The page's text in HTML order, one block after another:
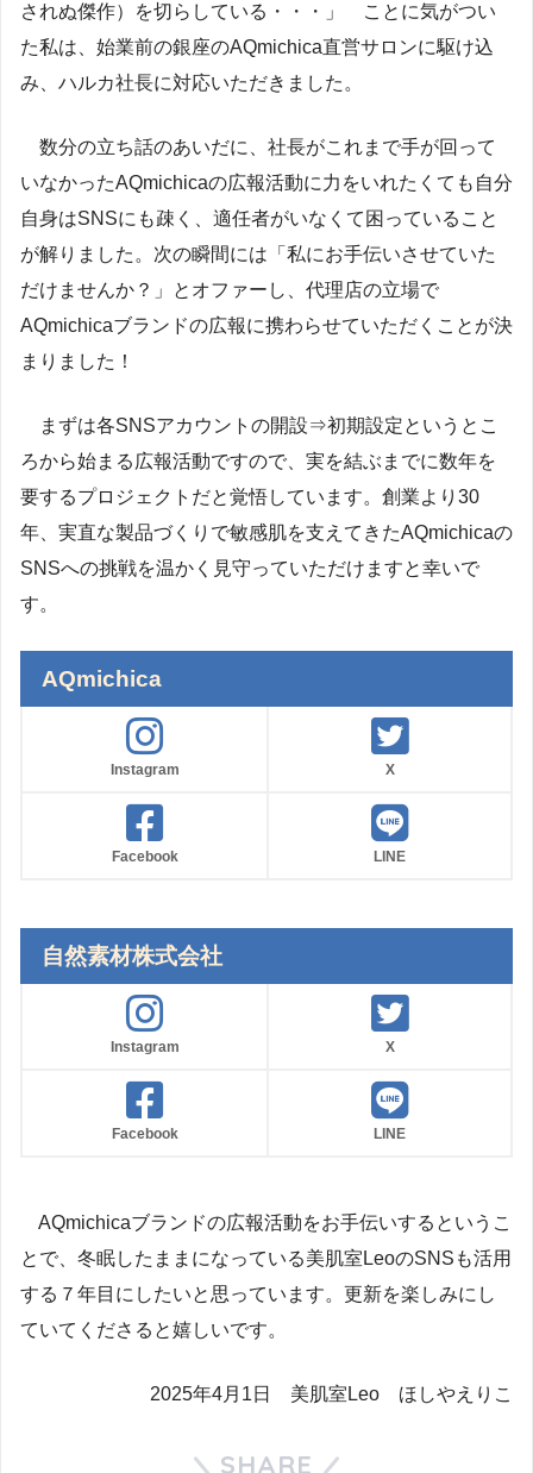
されぬ傑作）を切らしている・・・」 ことに気がつい
た私は、始業前の銀座のAQmichica直営サロンに駆け込
み、ハルカ社長に対応いただきました。
数分の立ち話のあいだに、社長がこれまで手が回って
いなかったAQmichicaの広報活動に力をいれたくても自分
自身はSNSにも疎く、適任者がいなくて困っていること
が解りました。次の瞬間には「私にお手伝いさせていた
だけませんか？」とオファーし、代理店の立場で
AQmichicaブランドの広報に携わらせていただくことが決
まりました！
まずは各SNSアカウントの開設⇒初期設定というとこ
ろから始まる広報活動ですので、実を結ぶまでに数年を
要するプロジェクトだと覚悟しています。創業より30
年、実直な製品づくりで敏感肌を支えてきたAQmichicaの
SNSへの挑戦を温かく見守っていただけますと幸いで
す。
AQmichica
Instagram X
Facebook LINE
自然素材株式会社
Instagram X
Facebook LINE
AQmichicaブランドの広報活動をお手伝いするというこ
とで、冬眠したままになっている美肌室LeoのSNSも活用
する７年目にしたいと思っています。更新を楽しみにし
ていてくださると嬉しいです。
2025年4月1日 美肌室Leo ほしやえりこ
SHARE